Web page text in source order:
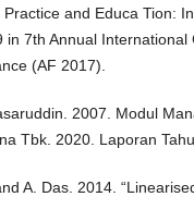
and Educa Tion:
in 7th Annual International
(AF 2017).
2007. Modul
Tbk. 2020. Laporan
A. Das. 2014.